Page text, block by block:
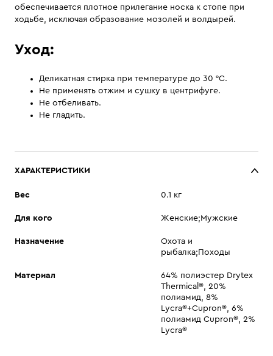
обеспечивается плотное прилегание носка к стопе при
ходьбе, исключая образование мозолей и волдырей.
Уход:
Деликатная стирка при температуре до 30 °С.
Не применять отжим и сушку в центрифуге.
Не отбеливать.
Не гладить.
ХАРАКТЕРИСТИКИ
Вес 0.1 кг
Для кого Женские;Мужские
Назначение
Охота и
рыбалка;Походы
Материал
64% полиэстер Drytex
Thermical®, 20%
полиамид, 8%
Lycra®+Cupron®, 6%
полиамид Cupron®, 2%
Lycra®